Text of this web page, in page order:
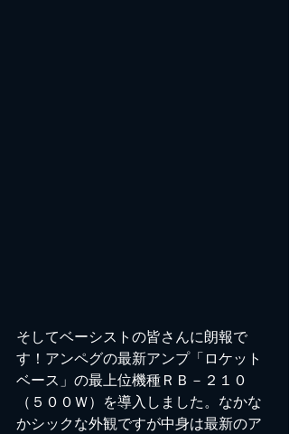
そしてベーシストの皆さんに朗報で
す！アンペグの最新アンプ「ロケット
ベース」の最上位機種ＲＢ－２１０
（５００Ｗ）を導入しました。なかな
かシックな外観ですが中身は最新のア